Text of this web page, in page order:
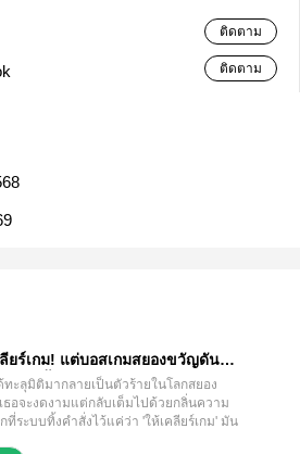
ติดตาม
ติดตาม
ยร์เกม! แต่บอสเกมสยองขวัญดัน
นซะงั้น เล่ม 2
ด้ทะลุมิติมากลายเป็นตัวร้ายในโลกสยอง
อจะงดงามแต่กลับเต็มไปด้วยกลิ่นความ
ที่ระบบทิ้งคำสั่งไว้แค่ว่า 'ให้เคลียร์เกม' มัน